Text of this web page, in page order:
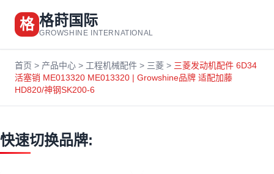
格 格莳国际
GROWSHINE INTERNATIONAL
首页 > 产品中心 > 工程机械配件 > 三菱 > 三菱发动机配件 6D34
活塞销 ME013320 ME013320 | Growshine品牌 适配加藤
HD820/神钢SK200-6
快速切换品牌: